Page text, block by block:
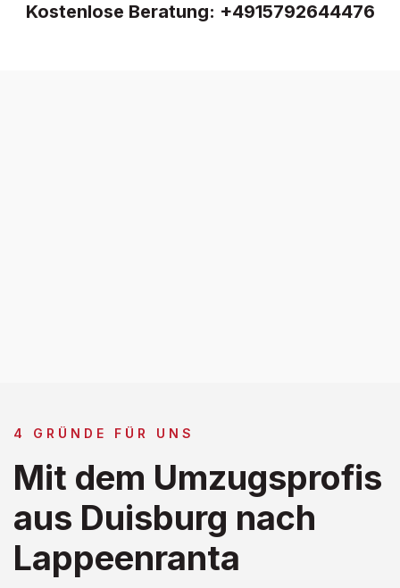
Kostenlose Beratung: +4915792644476
4 GRÜNDE FÜR UNS
Mit dem Umzugsprofis
aus Duisburg nach
Lappeenranta